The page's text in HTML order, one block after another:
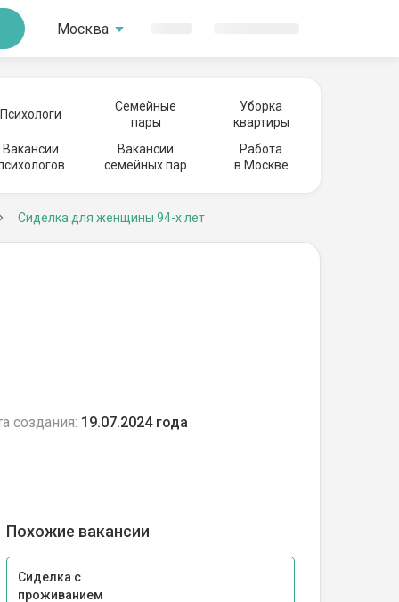
Москва
Психологи
Семейные
пары
Уборка
квартиры
Вакансии
Вакансии
семейных пар
Работа
в Москве
Сиделка для женщины 94-х лет
создания: 19.07.2024 года
Похожие вакансии
Сиделка с
проживанием